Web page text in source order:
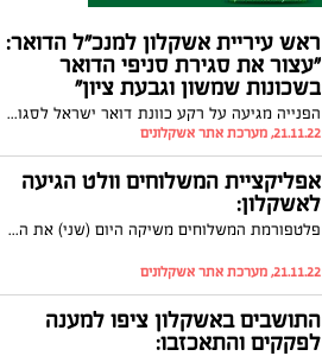
ראש עיריית אשקלון למנכ״ל הדואר:
״עצור את סגירת סניפי הדואר
בשכונות שמשון וגבעת ציון״
הפנייה מגיעה על רקע כוונת דואר ישראל לסגור את הסניפים בעקבות פריסה מחדש של יחידות הדואר בכל רחבי הארץ. תומר גלאם פנה כאמור במכתב ובו ביקש להתחשב בתושבים הוותיקים שייפגעו מסגירת הסניפים
21.11.22, מערכת אתר אשקלונים
אפליקציית המשלוחים וולט הגיעה
לאשקלון:
פלטפורמת המשלוחים משיקה היום (שני) את השירות באשקלון וביישובי הסביבה. ליאור אשכול, מנכ״לית Wolt ישראל: ״אנחנו רואים ביקוש לWolt מצד האשקלונים ושמחים להגיע ולהביא את חווית הצריכה המתקדמת והמשלוח המיידי לתושבי העיר"
21.11.22, מערכת אתר אשקלונים
התושבים באשקלון ציפו למענה
לפקקים והתאכזבו: